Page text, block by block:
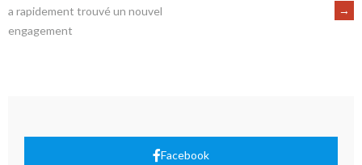
a rapidement trouvé un nouvel
engagement
→
Facebook